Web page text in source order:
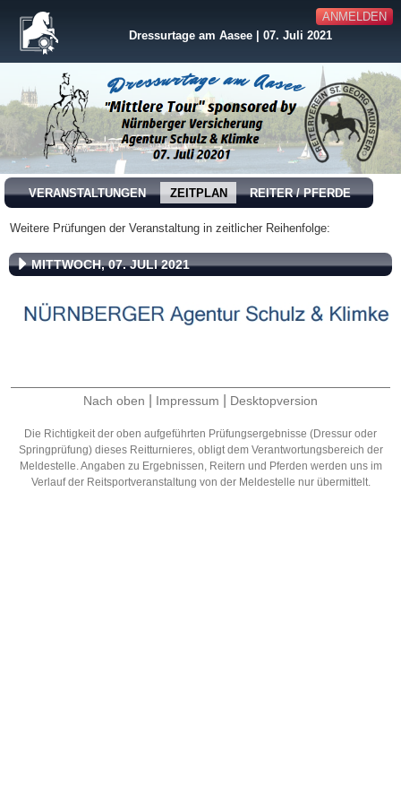
ANMELDEN
Dressurtage am Aasee | 07. Juli 2021
VERANSTALTUNGEN ZEITPLAN REITER / PFERDE
Weitere Prüfungen der Veranstaltung in zeitlicher Reihenfolge:
MITTWOCH, 07. JULI 2021
Nach oben Impressum Desktopversion
Die Richtigkeit der oben aufgeführten Prüfungsergebnisse (Dressur oder
Springprüfung) dieses Reitturnieres, obligt dem Verantwortungsbereich der
Meldestelle. Angaben zu Ergebnissen, Reitern und Pferden werden uns im
Verlauf der Reitsportveranstaltung von der Meldestelle nur übermittelt.